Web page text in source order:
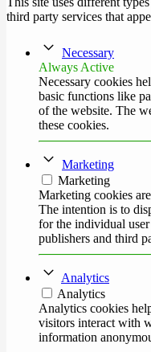
third party services that
Necessary
Always Active
Necessary cookies
basic functions like
of the website. The
these cookies.
Marketing
Marketing
Marketing cookies
The intention is to
for the individual
publishers and third
Analytics
Analytics
Analytics cookies
visitors interact with
information